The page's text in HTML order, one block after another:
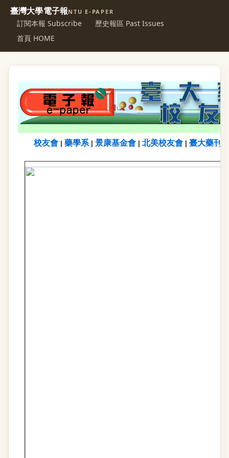
臺灣大學電子報NTU E-PAPER
訂閱本報 Subscribe
歷史報區 Past Issues
首頁 HOME
校友會 藥學系| 景康基金會 北美校友會 臺大藥刊